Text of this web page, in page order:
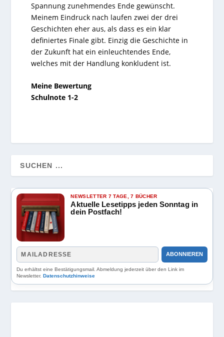
Spannung zunehmendes Ende gewünscht.
Meinem Eindruck nach laufen zwei der drei
Geschichten eher aus, als dass es ein klar
definiertes Finale gibt. Einzig die Geschichte in
der Zukunft hat ein einleuchtendes Ende,
welches mit der Handlung konkludent ist.
Meine Bewertung
Schulnote 1-2
NEWSLETTER 7 TAGE, 7 BÜCHER
Aktuelle Lesetipps jeden Sonntag in
dein Postfach!
ABONNIEREN
Du erhältst eine Bestätigungsmail. Abmeldung jederzeit über den Link im
Newsletter.Datenschutzhinweise